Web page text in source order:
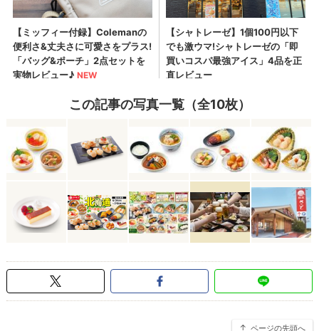
この記事の写真一覧（全10枚）
ページの先頭へ